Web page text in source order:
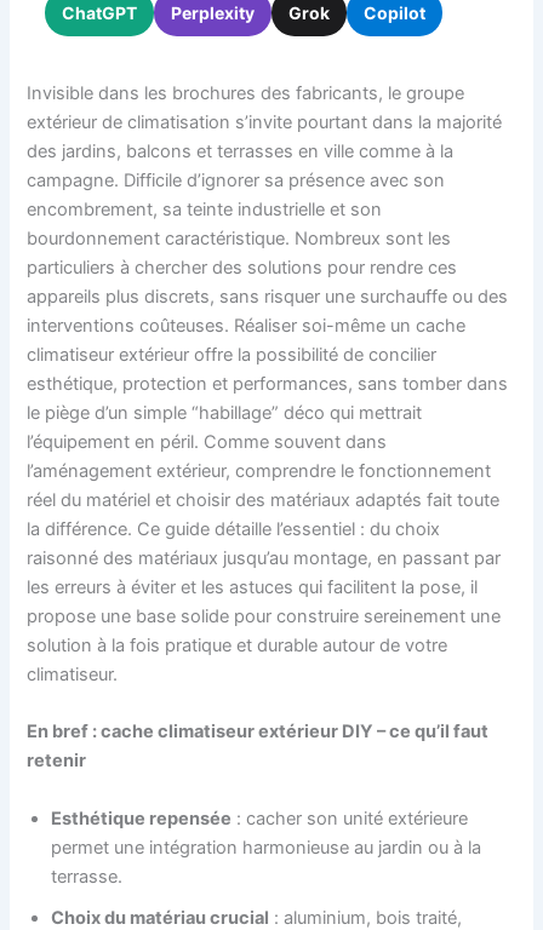
ChatGPT Perplexity Grok Copilot
Invisible dans les brochures des fabricants, le groupe
extérieur de climatisation s’invite pourtant dans la majorité
des jardins, balcons et terrasses en ville comme à la
campagne. Difficile d’ignorer sa présence avec son
encombrement, sa teinte industrielle et son
bourdonnement caractéristique. Nombreux sont les
particuliers à chercher des solutions pour rendre ces
appareils plus discrets, sans risquer une surchauffe ou des
interventions coûteuses. Réaliser soi-même un cache
climatiseur extérieur offre la possibilité de concilier
esthétique, protection et performances, sans tomber dans
le piège d’un simple “habillage” déco qui mettrait
l’équipement en péril. Comme souvent dans
l’aménagement extérieur, comprendre le fonctionnement
réel du matériel et choisir des matériaux adaptés fait toute
la différence. Ce guide détaille l’essentiel : du choix
raisonné des matériaux jusqu’au montage, en passant par
les erreurs à éviter et les astuces qui facilitent la pose, il
propose une base solide pour construire sereinement une
solution à la fois pratique et durable autour de votre
climatiseur.
En bref : cache climatiseur extérieur DIY – ce qu’il faut
retenir
Esthétique repensée : cacher son unité extérieure
permet une intégration harmonieuse au jardin ou à la
terrasse.
Choix du matériau crucial : aluminium, bois traité,